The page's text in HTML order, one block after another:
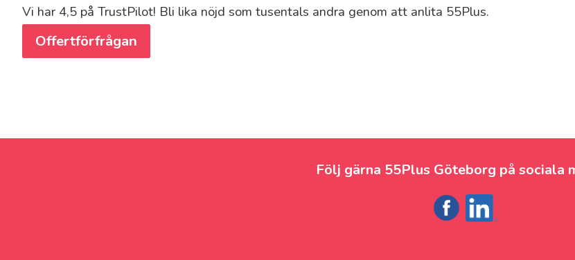
Vi har 4,5 på TrustPilot! Bli lika nöjd som tusentals andra genom att anlita 55Plus.
Offertförfrågan
Följ gärna 55Plus Göteborg på sociala